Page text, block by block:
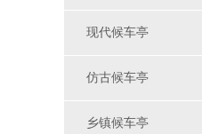
现代候车亭
仿古候车亭
乡镇候车亭